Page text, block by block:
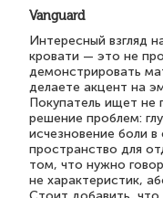
Vanguard
Интересный взгляд
кровати — это не
демонстрировать
делаете акцент на
Покупатель ищет не
решение проблем:
исчезновение боли в
пространство для
том, что нужно
не характеристик,